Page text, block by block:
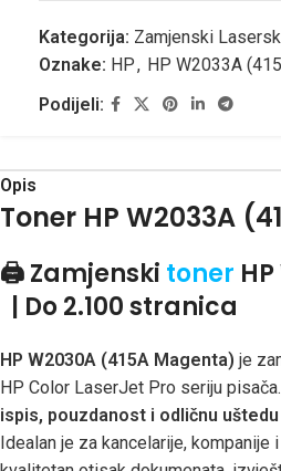
Kategorija: Zamjenski
Oznake: HP, HP W2033A
Podijeli:
Opis
Toner HP W2033A
🖨️ Zamjenski toner
| Do 2.100 stranica
HP W2030A (415A Magenta) je
HP Color LaserJet Pro seriju
ispis, pouzdanost i odličnu uštedu
Idealan je za kancelarije, kompanije